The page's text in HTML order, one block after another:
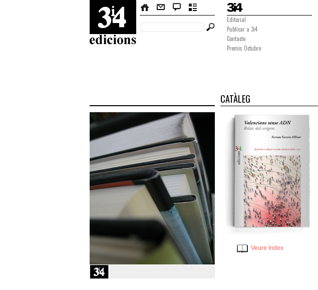
Editorial
Publicar a 3i4
Contacte
Premis Octubre
CATÀLEG
Veure índex